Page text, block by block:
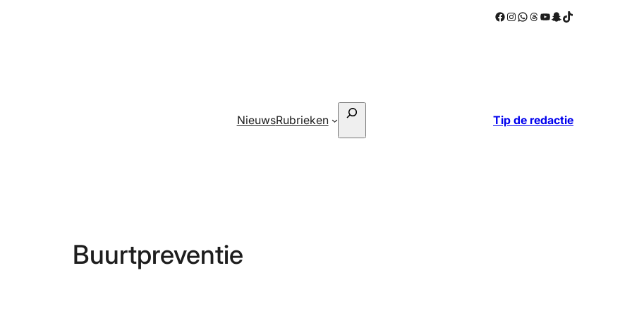
Facebook
Instagram
WhatsApp
Threads
YouTube
Snapchat
TikTok
NieuwsRubrieken
Zoeken
Tip de redactie
Buurtpreventie